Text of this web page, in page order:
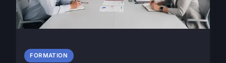
FORMATION